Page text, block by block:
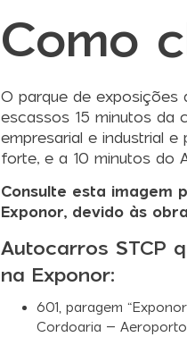
Como
O parque de exposições
escassos 15 minutos da
empresarial e industrial
forte, e a 10 minutos do
Consulte esta imagem
Exponor, devido às
Autocarros STCP
na Exponor:
601, paragem
Cordoaria –